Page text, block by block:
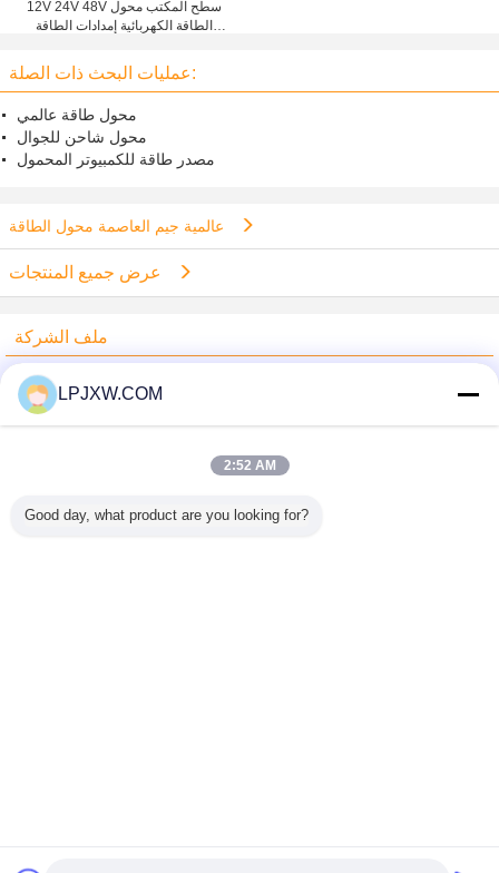
12V 24V 48V سطح المكتب محول
الطاقة الكهربائية إمدادات الطاقة
عمليات البحث ذات الصلة:
محول طاقة عالمي
محول شاحن للجوال
مصدر طاقة للكمبيوتر المحمول
ملف الشركة
Shenzhen Power Adapter Co.,Ltd.
ﺎﻠﺘﺤﻘﻗ ﺎﻠﻣﻭﺭﺩﻮﻧ
LPJXW.COM
2:52 AM
Good day, what product are you looking for?